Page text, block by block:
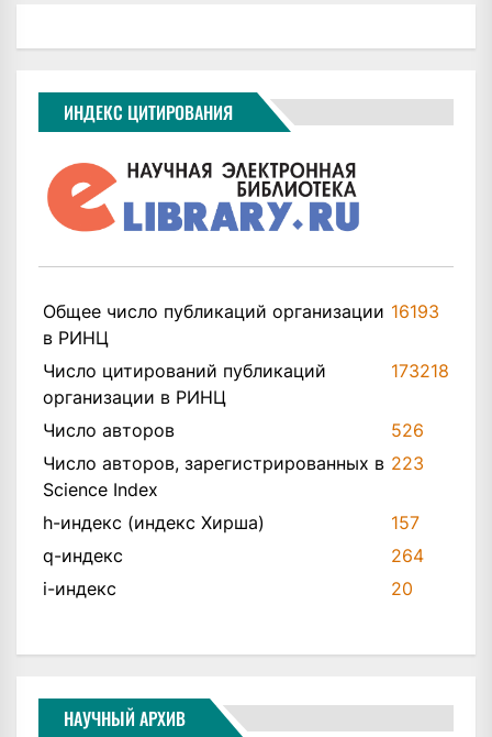
ИНДЕКС ЦИТИРОВАНИЯ
Общее число публикаций организации
в РИНЦ
16193
Число цитирований публикаций
организации в РИНЦ
173218
Число авторов
526
Число авторов, зарегистрированных в
Science Index
223
h-индекс (индекс Хирша)
157
q-индекс
264
i-индекс
20
НАУЧНЫЙ АРХИВ